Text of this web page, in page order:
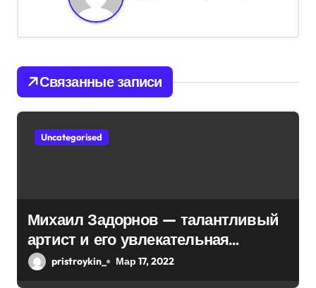
я
п
о
з
и
с
я
Связанные записи
Uncategorised
Михаил Задорнов — талантливый
артист и его увлекательная
биография — выдающиеся
pristroykin_ Мар 17, 2022